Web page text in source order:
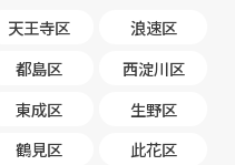
天王寺区
浪速区
都島区
西淀川区
東成区
生野区
鶴見区
此花区